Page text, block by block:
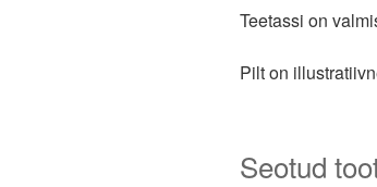
Teetassi on
Pilt on
Seotud